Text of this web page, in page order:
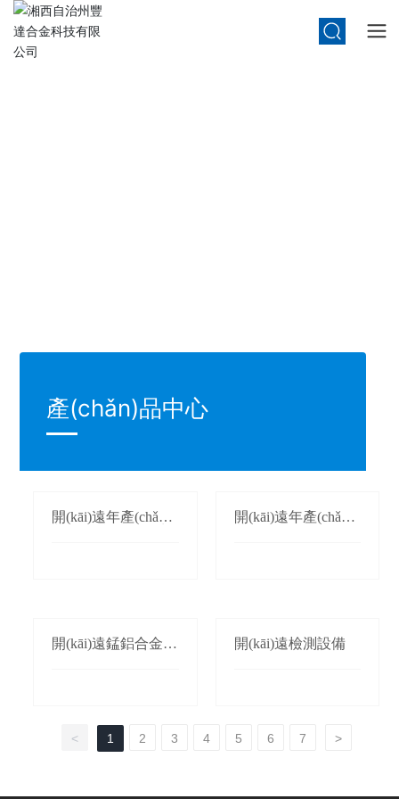
產(chǎn)品中心
開(kāi)遠年產(chǎn)1
開(kāi)遠年產(chǎn)3
開(kāi)遠錳鋁合金生
開(kāi)遠檢測設備
< 1 2 3 4 5 6 7 >